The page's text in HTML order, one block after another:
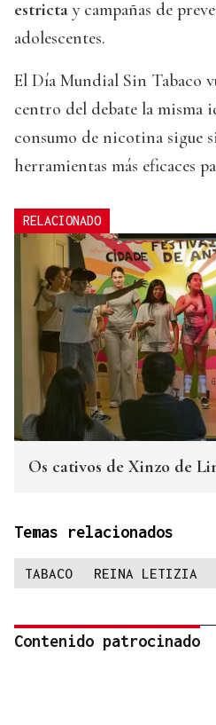
estricta y campañas de
adolescentes.
El Día Mundial Sin Tabaco
centro del debate la misma
consumo de nicotina sigue
herramientas más eficaces
RELACIONADO
Os cativos de Xinzo de
Temas relacionados
TABACO REINA LETIZIA
Contenido patrocinado